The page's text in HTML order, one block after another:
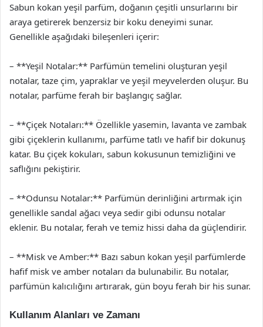
Sabun kokan yeşil parfüm, doğanın çeşitli unsurlarını bir
araya getirerek benzersiz bir koku deneyimi sunar.
Genellikle aşağıdaki bileşenleri içerir:
– **Yeşil Notalar:** Parfümün temelini oluşturan yeşil
notalar, taze çim, yapraklar ve yeşil meyvelerden oluşur. Bu
notalar, parfüme ferah bir başlangıç sağlar.
– **Çiçek Notaları:** Özellikle yasemin, lavanta ve zambak
gibi çiçeklerin kullanımı, parfüme tatlı ve hafif bir dokunuş
katar. Bu çiçek kokuları, sabun kokusunun temizliğini ve
saflığını pekiştirir.
– **Odunsu Notalar:** Parfümün derinliğini artırmak için
genellikle sandal ağacı veya sedir gibi odunsu notalar
eklenir. Bu notalar, ferah ve temiz hissi daha da güçlendirir.
– **Misk ve Amber:** Bazı sabun kokan yeşil parfümlerde
hafif misk ve amber notaları da bulunabilir. Bu notalar,
parfümün kalıcılığını artırarak, gün boyu ferah bir his sunar.
Kullanım Alanları ve Zamanı